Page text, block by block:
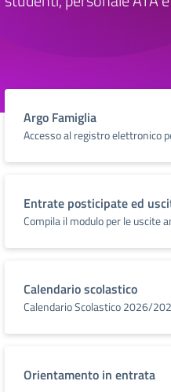
Argo Famiglia
Accesso al registro elettronico
Entrate posticipate ed
Compila il modulo per le uscite
Calendario scolastico
Calendario Scolastico 2026/
Orientamento in entrata